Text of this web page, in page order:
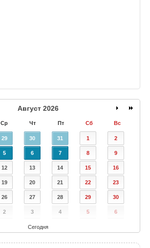
Август 2026
Ср Чт Пт Сб Вс
29 30 31 1 2
5 6 7 8 9
12 13 14 15 16
19 20 21 22 23
26 27 28 29 30
2 3 4 5 6
Сегодня